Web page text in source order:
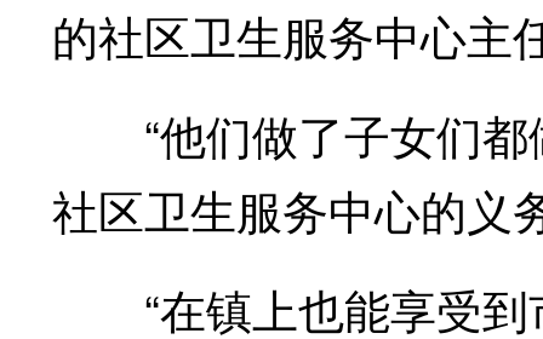
的社区卫生服务中心主
“他们做了子女们都
社区卫生服务中心的义
“在镇上也能享受到